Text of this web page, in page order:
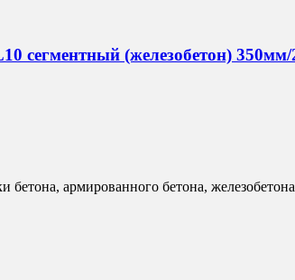
сегментный (железобетон) 350мм/
армированного бетона,